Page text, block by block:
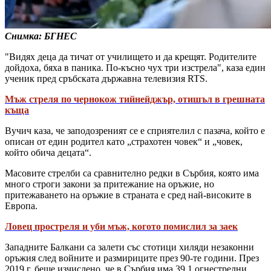
Снимка: БГНЕС
"Видях деца да тичат от училището и да крещят. Родителите
дойдоха, бяха в паника. По-късно чух три изстрела", каза един
ученик пред сръбската държавна телевизия RTS.
Мъж стреля по чернокож тийнейджър, отишъл в грешната
къща
Вучич каза, че заподозреният се е сприятелил с пазача, който е
описан от един родител като „страхотен човек“ и „човек,
който обича децата“.
Масовите стрелби са сравнително редки в Сърбия, която има
много строги закони за притежание на оръжие, но
притежаването на оръжие в страната е сред най-високите в
Европа.
Ловец простреля и уби мъж, когото помислил за заек
Западните Балкани са залети със стотици хиляди незаконни
оръжия след войните и размириците през 90-те години. През
2019 г. беше изчислено, че в Сърбия има 39,1 огнестрелни